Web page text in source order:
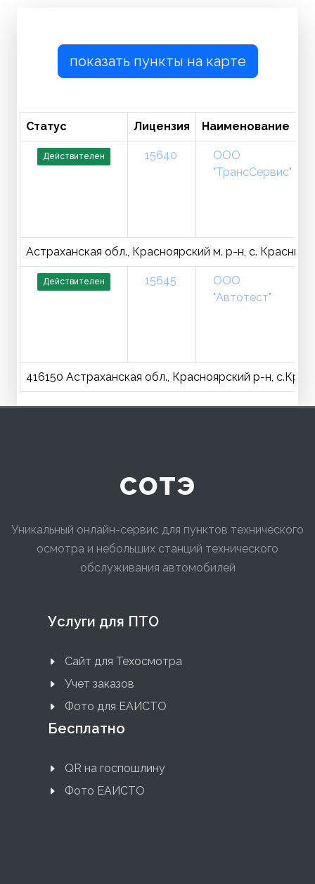
показать пункты на карте
Статус Лицензия Наименование
Действителен 15640
ООО
"ТрансСервис"
Астраханская обл., Красноярский м. р-н, с. Красный
Действителен 15645
ООО
"Автотест"
416150 Астраханская обл., Красноярский р-н,
сотэ
Уникальный онлайн-сервис для пунктов технического
осмотра и небольших станций технического
обслуживания автомобилей
Услуги для ПТО
Сайт для Техосмотра
Учет заказов
Фото для ЕАИСТО
Бесплатно
QR на госпошлину
Фото ЕАИСТО